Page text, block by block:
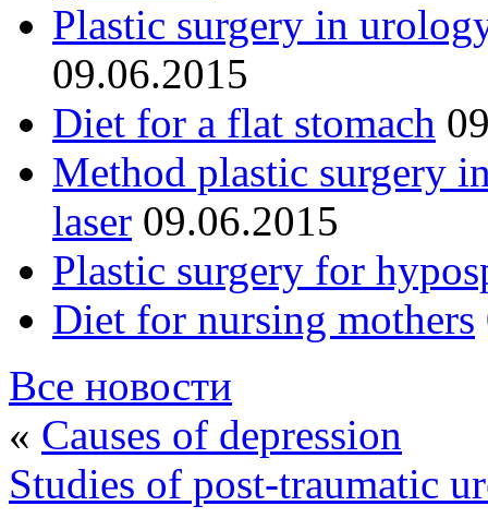
Plastic surgery in
09.06.2015
Diet for a flat stomach
Method plastic surgery
laser 09.06.2015
Plastic surgery for
Diet for nursing mothers
Все новости
« Causes of depression
Studies of post-traumatic